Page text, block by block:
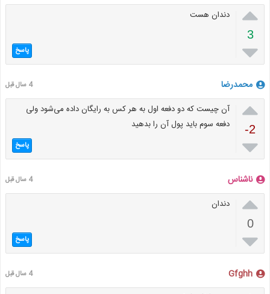

3

دندان هست
پاسخ
محمدرضا 4 سال قبل

-2

آن چیست که دو دفعه اول به هر کس به رایگان داده می‌شود ولی
دفعه سوم باید پول آن را بدهید
پاسخ
ناشناس 4 سال قبل

0

دندان
پاسخ
Gfghh 4 سال قبل